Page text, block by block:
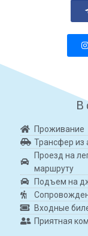
В
Проживание
Трансфер из
Проезд на
маршруту
Подъем на
Входные
Приятная